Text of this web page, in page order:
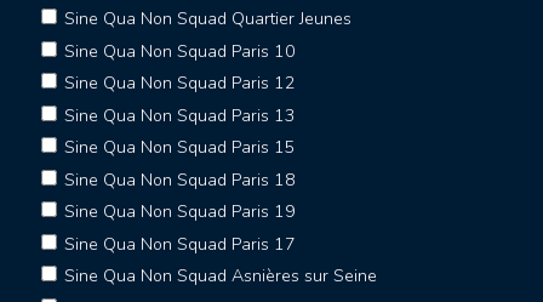
Sine Qua Non Squad Quartier Jeunes
Sine Qua Non Squad Paris 10
Sine Qua Non Squad Paris 12
Sine Qua Non Squad Paris 13
Sine Qua Non Squad Paris 15
Sine Qua Non Squad Paris 18
Sine Qua Non Squad Paris 19
Sine Qua Non Squad Paris 17
Sine Qua Non Squad Asnières sur Seine